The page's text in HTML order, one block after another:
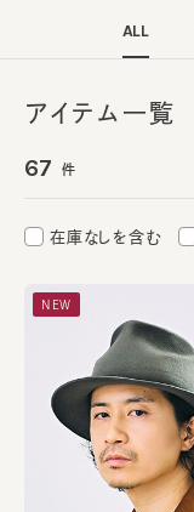
ALL
アイテム一覧
67 件
在庫なしを含む
NEW